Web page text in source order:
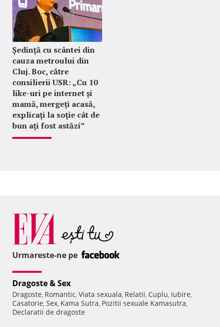
Ședință cu scântei din
cauza metroului din
Cluj. Boc, către
consilierii USR: „Cu 10
like-uri pe internet și
mamă, mergeți acasă,
explicați la soție cât de
bun ați fost astăzi”
Urmareste-ne pe
Dragoste & Sex
Dragoste, Romantic, Viata sexuala, Relatii, Cuplu, Iubire,
Casatorie, Sex, Kama Sutra, Pozitii sexuale Kamasutra,
Declaratii de dragoste